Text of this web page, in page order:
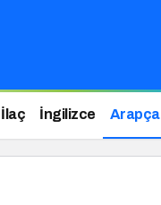
İlaç İngilizce Arapça